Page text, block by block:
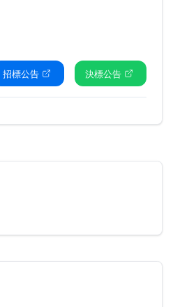
招標公告
決標公告